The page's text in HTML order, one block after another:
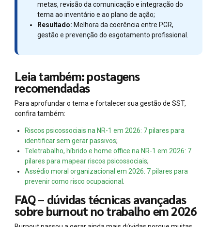
metas, revisão da comunicação e integração do
tema ao inventário e ao plano de ação;
Resultado: Melhora da coerência entre PGR,
gestão e prevenção do esgotamento profissional.
Leia também: postagens
recomendadas
Para aprofundar o tema e fortalecer sua gestão de SST,
confira também:
Riscos psicossociais na NR-1 em 2026: 7 pilares para
identificar sem gerar passivos;
Teletrabalho, híbrido e home office na NR-1 em 2026: 7
pilares para mapear riscos psicossociais;
Assédio moral organizacional em 2026: 7 pilares para
prevenir como risco ocupacional
FAQ – dúvidas técnicas avançadas
sobre burnout no trabalho em 2026